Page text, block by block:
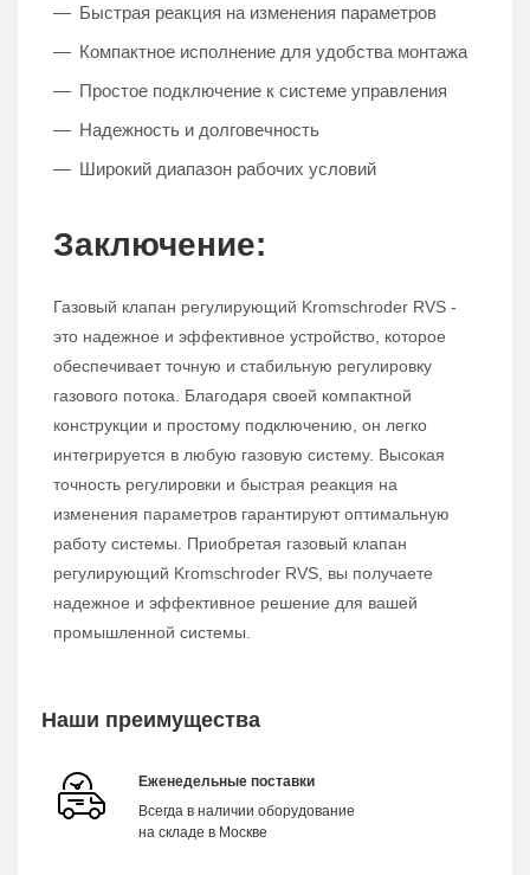
Быстрая реакция на изменения параметров
Компактное исполнение для удобства монтажа
Простое подключение к системе управления
Надежность и долговечность
Широкий диапазон рабочих условий
Заключение:
Газовый клапан регулирующий Kromschroder RVS -
это надежное и эффективное устройство, которое
обеспечивает точную и стабильную регулировку
газового потока. Благодаря своей компактной
конструкции и простому подключению, он легко
интегрируется в любую газовую систему. Высокая
точность регулировки и быстрая реакция на
изменения параметров гарантируют оптимальную
работу системы. Приобретая газовый клапан
регулирующий Kromschroder RVS, вы получаете
надежное и эффективное решение для вашей
промышленной системы.
Наши преимущества
Еженедельные поставки
Всегда в наличии оборудование
на складе в Москве